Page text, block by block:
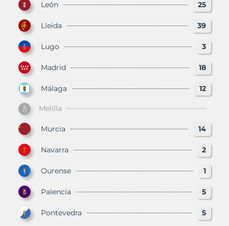
León 25
Lleida 39
Lugo 3
Madrid 18
Málaga 12
Melilla
Murcia 14
Navarra 2
Ourense 1
Palencia 5
Pontevedra 5